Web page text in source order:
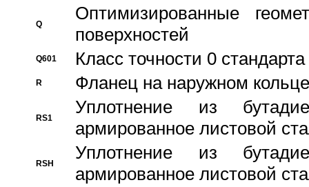
Q
Оптимизированные
поверхностей
Q601 Класс точности 0
R Фланец на наружном кольце
RS1
Уплотнение из
армированное листовой
RSH
Уплотнение из
армированное листовой